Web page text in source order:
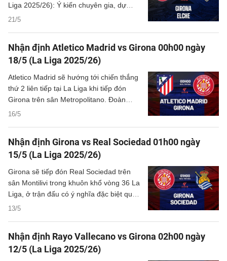
21/5
Liga 2025/26): Ý kiến chuyên gia, dự
đoán kết quả, nhận định - phân tích trận
Nhận định Atletico Madrid vs Girona 00h00 ngày
18/5 (La Liga 2025/26)
16/5
Atletico Madrid sẽ hướng tới chiến thắng
thứ 2 liên tiếp tại La Liga khi tiếp đón
Girona trên sân Metropolitano. Đoàn
quân của HLV Diego Simeone hiện đứng
xếp thứ 15 và chỉ hơn nhóm cầm đèn đỏ
đúng 1 điểm.
Nhận định Girona vs Real Sociedad 01h00 ngày
15/5 (La Liga 2025/26)
13/5
Girona sẽ tiếp đón Real Sociedad trên
sân Montilivi trong khuôn khổ vòng 36 La
Liga, ở trận đấu có ý nghĩa đặc biệt quan
trọng với đội chủ nhà trong cuộc chiến
Nhận định Rayo Vallecano vs Girona 02h00 ngày
12/5 (La Liga 2025/26)